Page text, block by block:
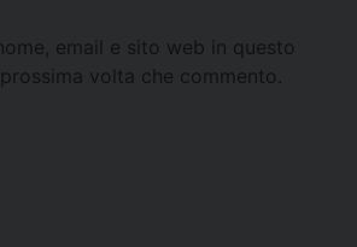
email e sito web in questo
volta che commento.